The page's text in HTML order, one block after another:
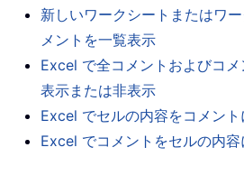
新しいワークシートまたはワ
メントを一覧表示
Excel で全コメントおよびコ
表示または非表示
Excel でセルの内容をコメント
Excel でコメントをセルの内容